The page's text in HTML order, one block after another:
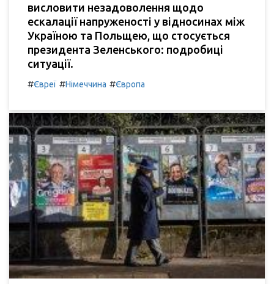
висловити незадоволення щодо
ескалації напруженості у відносинах між
Україною та Польщею, що стосується
президента Зеленського: подробиці
ситуації.
#Євреї #Німеччина #Європа